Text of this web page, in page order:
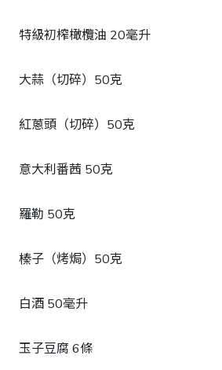
特級初榨橄欖油 20毫升
大蒜（切碎）50克
紅蔥頭（切碎）50克
意大利番茜 50克
羅勒 50克
榛子（烤焗）50克
白酒 50毫升
玉子豆腐 6條